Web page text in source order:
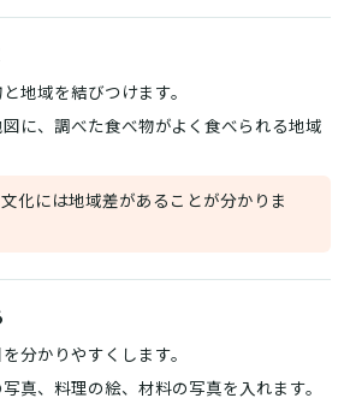
地域を結びつけます。
図に、調べた食べ物がよく食べられる地域
化には地域差があることが分かりま
分かりやすくします。
真、料理の絵、材料の写真を入れます。